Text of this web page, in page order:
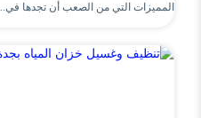
المميزات التي من الصعب أن تجدها في..